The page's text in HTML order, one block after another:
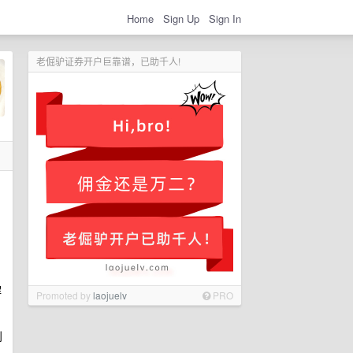
Home Sign Up Sign In
老倔驴证券开户巨靠谱，已助千人!
Promoted bylaojuelv PRO